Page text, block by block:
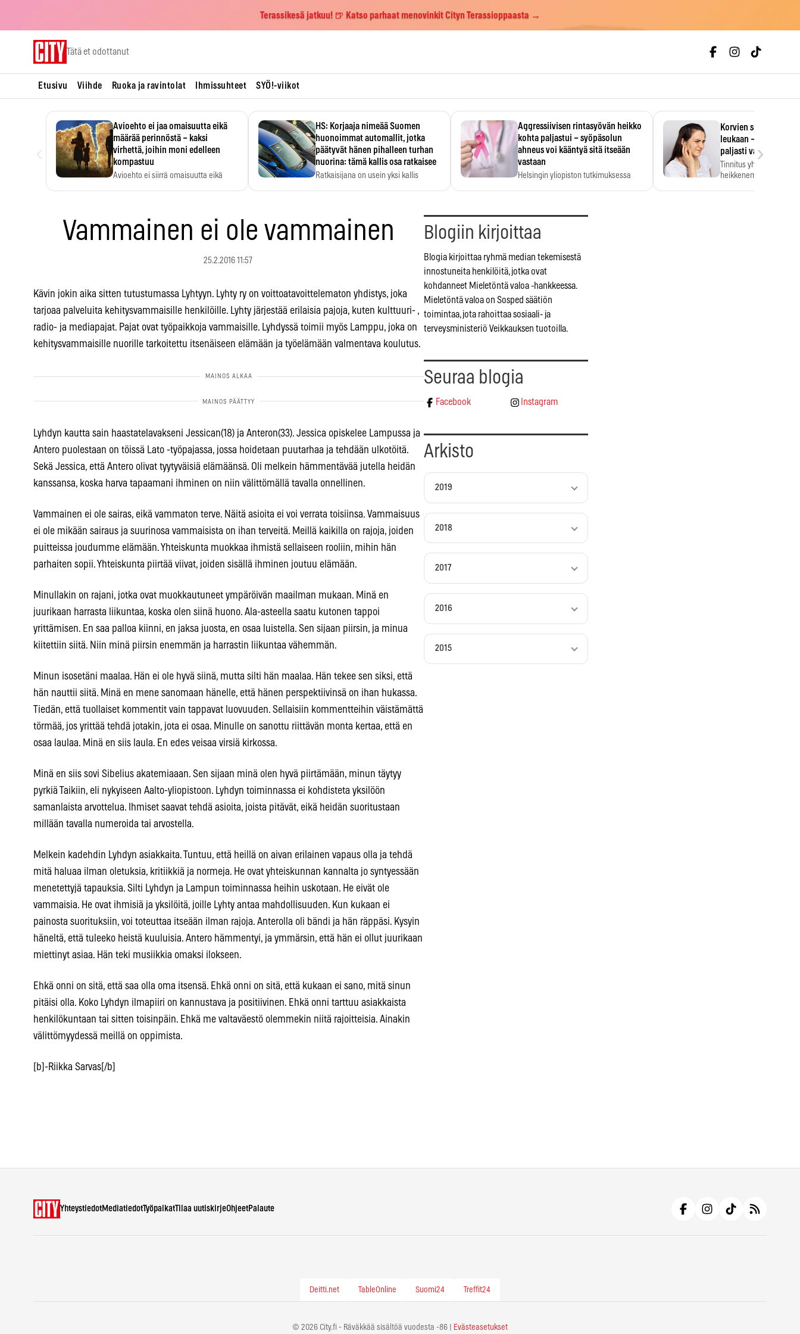
Terassikesä jatkuu! 🍺 Katso parhaat menovinkit Cityn Terassioppaasta →
Tätä et odottanut
Etusivu Viihde Ruoka ja ravintolat Ihmissuhteet SYÖ!-viikot
Avioehto ei jaa omaisuutta eikä
määrää perinnöstä – kaksi
virhettä, joihin moni edelleen
kompastuu
Avioehto ei siirrä omaisuutta eikä
HS: Korjaaja nimeää Suomen
huonoimmat automallit, jotka
päätyvät hänen pihalleen turhan
nuorina: tämä kallis osa ratkaisee
Ratkaisijana on usein yksi kallis
Aggressiivisen rintasyövän heikko
kohta paljastui – syöpäsolun
ahneus voi kääntyä sitä itseään
vastaan
Helsingin yliopiston tutkimuksessa
Korvien soiminen
leukaan – 47 349
paljasti vahvan
Tinnitus yhdistetään
heikkenemiseen.
›
Vammainen ei ole vammainen
25.2.2016 11:57
Kävin jokin aika sitten tutustumassa Lyhtyyn. Lyhty ry on voittoatavoittelematon yhdistys, joka
tarjoaa palveluita kehitysvammaisille henkilöille. Lyhty järjestää erilaisia pajoja, kuten kulttuuri- ,
radio- ja mediapajat. Pajat ovat työpaikkoja vammaisille. Lyhdyssä toimii myös Lamppu, joka on
kehitysvammaisille nuorille tarkoitettu itsenäiseen elämään ja työelämään valmentava koulutus.
Lyhdyn kautta sain haastatelavakseni Jessican(18) ja Anteron(33). Jessica opiskelee Lampussa ja
Antero puolestaan on töissä Lato -työpajassa, jossa hoidetaan puutarhaa ja tehdään ulkotöitä.
Sekä Jessica, että Antero olivat tyytyväisiä elämäänsä. Oli melkein hämmentävää jutella heidän
kanssansa, koska harva tapaamani ihminen on niin välittömällä tavalla onnellinen.
Vammainen ei ole sairas, eikä vammaton terve. Näitä asioita ei voi verrata toisiinsa. Vammaisuus
ei ole mikään sairaus ja suurinosa vammaisista on ihan terveitä. Meillä kaikilla on rajoja, joiden
puitteissa joudumme elämään. Yhteiskunta muokkaa ihmistä sellaiseen rooliin, mihin hän
parhaiten sopii. Yhteiskunta piirtää viivat, joiden sisällä ihminen joutuu elämään.
Minullakin on rajani, jotka ovat muokkautuneet ympäröivän maailman mukaan. Minä en
juurikaan harrasta liikuntaa, koska olen siinä huono. Ala-asteella saatu kutonen tappoi
yrittämisen. En saa palloa kiinni, en jaksa juosta, en osaa luistella. Sen sijaan piirsin, ja minua
kiitettiin siitä. Niin minä piirsin enemmän ja harrastin liikuntaa vähemmän.
Minun isosetäni maalaa. Hän ei ole hyvä siinä, mutta silti hän maalaa. Hän tekee sen siksi, että
hän nauttii siitä. Minä en mene sanomaan hänelle, että hänen perspektiivinsä on ihan hukassa.
Tiedän, että tuollaiset kommentit vain tappavat luovuuden. Sellaisiin kommentteihin väistämättä
törmää, jos yrittää tehdä jotakin, jota ei osaa. Minulle on sanottu riittävän monta kertaa, että en
osaa laulaa. Minä en siis laula. En edes veisaa virsiä kirkossa.
Minä en siis sovi Sibelius akatemiaaan. Sen sijaan minä olen hyvä piirtämään, minun täytyy
pyrkiä Taikiin, eli nykyiseen Aalto-yliopistoon. Lyhdyn toiminnassa ei kohdisteta yksilöön
samanlaista arvottelua. Ihmiset saavat tehdä asioita, joista pitävät, eikä heidän suoritustaan
millään tavalla numeroida tai arvostella.
Melkein kadehdin Lyhdyn asiakkaita. Tuntuu, että heillä on aivan erilainen vapaus olla ja tehdä
mitä haluaa ilman oletuksia, kritiikkiä ja normeja. He ovat yhteiskunnan kannalta jo syntyessään
menetettyjä tapauksia. Silti Lyhdyn ja Lampun toiminnassa heihin uskotaan. He eivät ole
vammaisia. He ovat ihmisiä ja yksilöitä, joille Lyhty antaa mahdollisuuden. Kun kukaan ei
painosta suorituksiin, voi toteuttaa itseään ilman rajoja. Anterolla oli bändi ja hän räppäsi. Kysyin
häneltä, että tuleeko heistä kuuluisia. Antero hämmentyi, ja ymmärsin, että hän ei ollut juurikaan
miettinyt asiaa. Hän teki musiikkia omaksi ilokseen.
Ehkä onni on sitä, että saa olla oma itsensä. Ehkä onni on sitä, että kukaan ei sano, mitä sinun
pitäisi olla. Koko Lyhdyn ilmapiiri on kannustava ja positiivinen. Ehkä onni tarttuu asiakkaista
henkilökuntaan tai sitten toisinpäin. Ehkä me valtaväestö olemmekin niitä rajoitteisia. Ainakin
välittömyydessä meillä on oppimista.
[b]-Riikka Sarvas[/b]
Blogiin kirjoittaa
Blogia kirjoittaa ryhmä median tekemisestä
innostuneita henkilöitä, jotka ovat
kohdanneet Mieletöntä valoa -hankkeessa.
Mieletöntä valoa on Sosped säätiön
toimintaa, jota rahoittaa sosiaali- ja
terveysministeriö Veikkauksen tuotoilla.
Seuraa blogia
Facebook Instagram
Arkisto
2019
2018
2017
2016
2015
YhteystiedotMediatiedotTyöpaikatTilaa uutiskirjeOhjeetPalaute
Deitti.net TableOnline Suomi24 Treffit24
© 2026 City.fi - Räväkkää sisältöä vuodesta -86 | Evästeasetukset